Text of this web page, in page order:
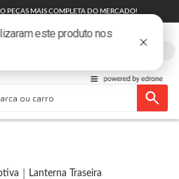
PEÇAS MAIS COMPLETA DO MERCADO!
Lanterna Traseira